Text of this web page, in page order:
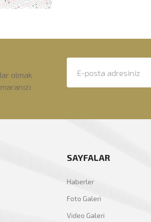
olmak
SAYFALAR
Haberler
Foto Galeri
Video Galeri